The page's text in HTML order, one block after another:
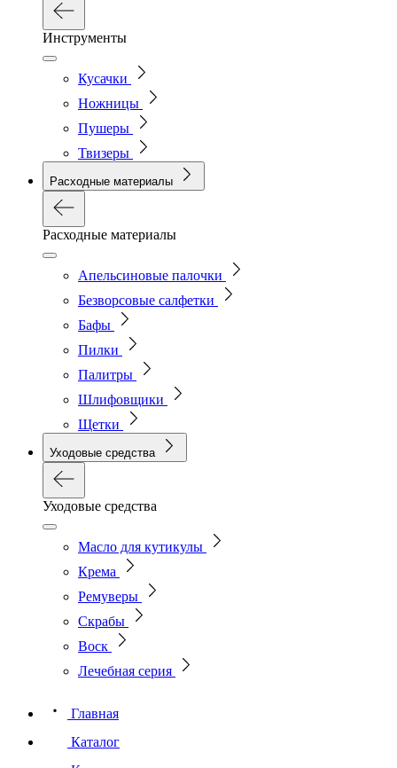
Инструменты
Кусачки
Ножницы
Пушеры
Твизеры
Расходные материалы
Расходные материалы
Апельсиновые палочки
Безворсовые салфетки
Бафы
Пилки
Палитры
Шлифовщики
Щетки
Уходовые средства
Уходовые средства
Масло для кутикулы
Крема
Ремуверы
Скрабы
Воск
Лечебная серия
Главная
Каталог